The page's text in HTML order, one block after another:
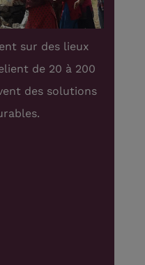
sur des lieux
de 20 à 200
des solutions